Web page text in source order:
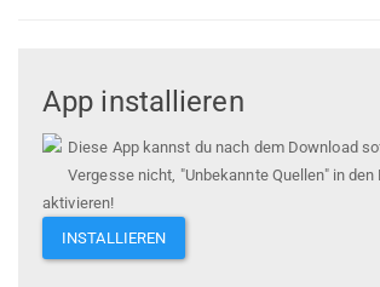
App installieren
Diese App kannst du nach dem Download
Vergesse nicht, "Unbekannte Quellen" in den
aktivieren!
INSTALLIEREN